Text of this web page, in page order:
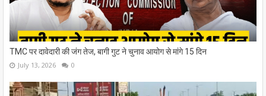
TMC पर दावेदारी की जंग तेज, बागी गुट ने चुनाव आयोग से मांगे 15 दिन
July 13, 2026 0